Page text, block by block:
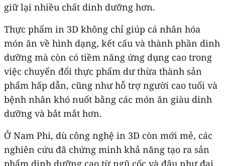
giữ lại nhiều chất dinh dưỡng hơn.
Thực phẩm in 3D không chỉ giúp cá nhân hóa
món ăn về hình dạng, kết cấu và thành phần dinh
dưỡng mà còn có tiềm năng ứng dụng cao trong
việc chuyển đổi thực phẩm dư thừa thành sản
phẩm hấp dẫn, cũng như hỗ trợ người cao tuổi và
bệnh nhân khó nuốt bằng các món ăn giàu dinh
dưỡng và bắt mắt hơn.
Ở Nam Phi, dù công nghệ in 3D còn mới mẻ, các
nghiên cứu đã chứng minh khả năng tạo ra sản
phẩm dinh dưỡng cao từ ngũ cốc và đậu như đại